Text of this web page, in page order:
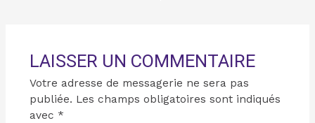
LAISSER UN COMMENTAIRE
Votre adresse de messagerie ne sera pas
publiée. Les champs obligatoires sont indiqués
avec *